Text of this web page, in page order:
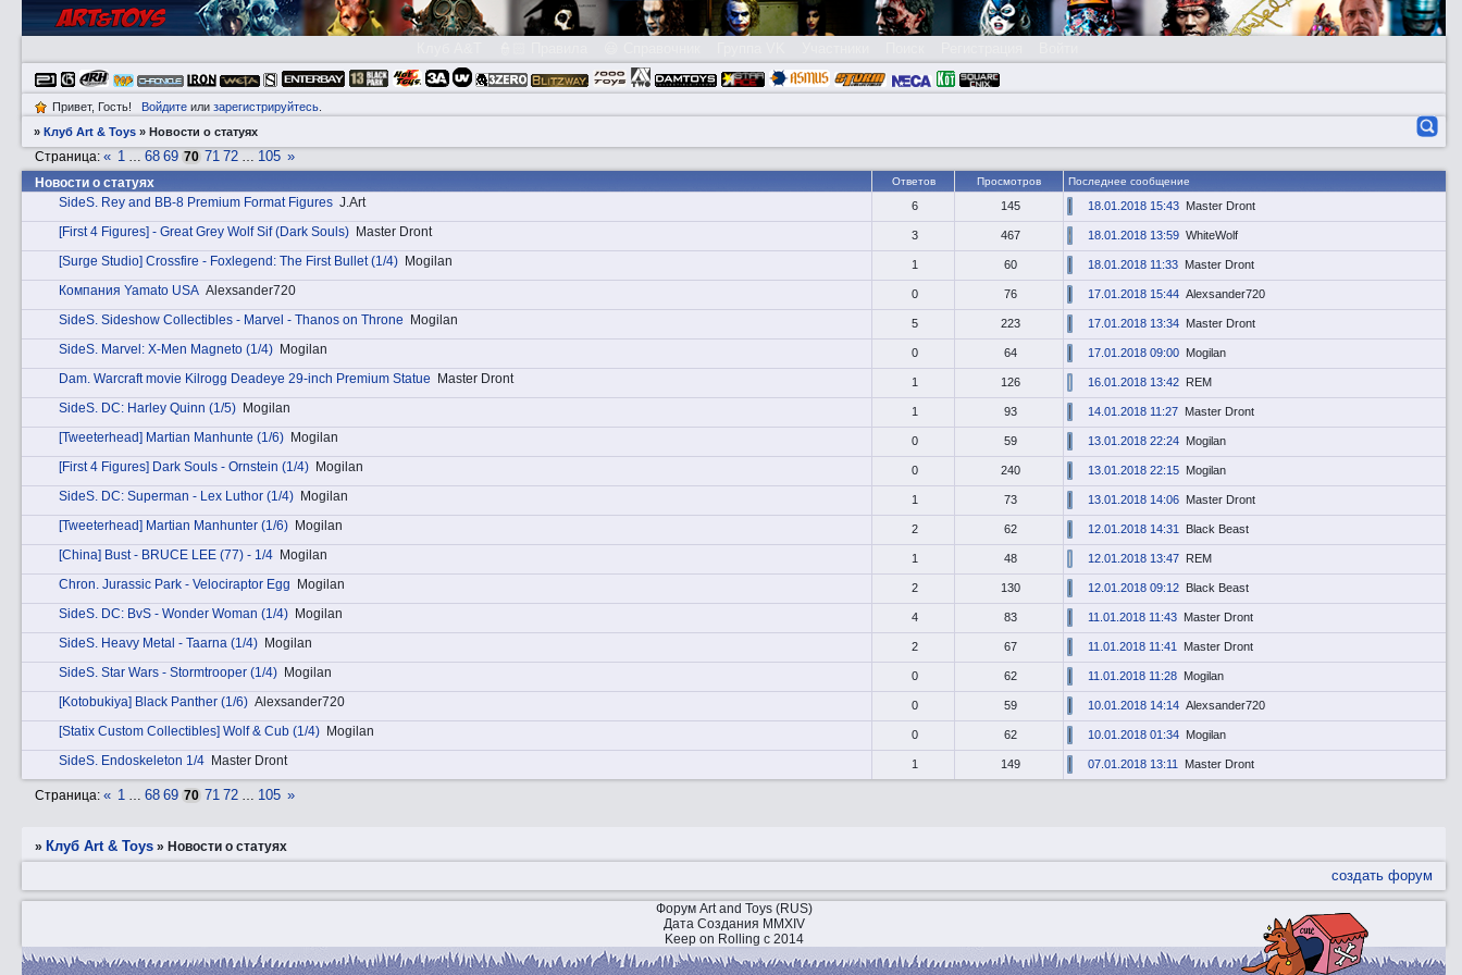
Привет, Гость! Войдитеили зарегистрируйтесь.
»Клуб Art & Toys »Новости о статуях
Новости о статуях
Страница:« 1 … 68 69 70 71 72 … 105 »
Ответов Просмотров Последнее сообщение
SidеS. Rey and BB-8 Premium Format Figures J.Art 6 145 18.01.2018 15:43 Master Dront
[First 4 Figures] - Great Grey Wolf Sif (Dark Souls) Master Dront 3 467 18.01.2018 13:59 WhiteWolf
[Surge Studio] Crossfire - Foxlegend: The First Bullet (1/4) Mogilan 1 60 18.01.2018 11:33 Master Dront
Компания Yamato USA Alexsander720 0 76 17.01.2018 15:44 Alexsander720
SidеS. Sideshow Collectibles - Marvel - Thanos on Throne Mogilan 5 223 17.01.2018 13:34 Master Dront
SidеS. Marvel: X-Men Magneto (1/4) Mogilan 0 64 17.01.2018 09:00 Mogilan
Dаm. Warcraft movie Kilrogg Deadeye 29-inch Premium Statue Master Dront 1 126 16.01.2018 13:42 REM
SidеS. DC: Harley Quinn (1/5) Mogilan 1 93 14.01.2018 11:27 Master Dront
[Tweeterhead] Martian Manhunte (1/6) Mogilan 0 59 13.01.2018 22:24 Mogilan
[First 4 Figures] Dark Souls - Ornstein (1/4) Mogilan 0 240 13.01.2018 22:15 Mogilan
SidеS. DC: Superman - Lex Luthor (1/4) Mogilan 1 73 13.01.2018 14:06 Master Dront
[Tweeterhead] Martian Manhunter (1/6) Mogilan 2 62 12.01.2018 14:31 Black Beast
[China] Bust - BRUCE LEE (77) - 1/4 Mogilan 1 48 12.01.2018 13:47 REM
Chrоn. Jurassic Park - Velociraptor Egg Mogilan 2 130 12.01.2018 09:12 Black Beast
SidеS. DC: BvS - Wonder Woman (1/4) Mogilan 4 83 11.01.2018 11:43 Master Dront
SidеS. Heavy Metal - Taarna (1/4) Mogilan 2 67 11.01.2018 11:41 Master Dront
SidеS. Star Wars - Stormtrooper (1/4) Mogilan 0 62 11.01.2018 11:28 Mogilan
[Kotobukiya] Black Panther (1/6) Alexsander720 0 59 10.01.2018 14:14 Alexsander720
[Statix Custom Collectibles] Wolf & Cub (1/4) Mogilan 0 62 10.01.2018 01:34 Mogilan
SidеS. Endoskeleton 1/4 Master Dront 1 149 07.01.2018 13:11 Master Dront
Страница:« 1 … 68 69 70 71 72 … 105 »
» Клуб Art & Toys »Новости о статуях
создать форум
Форум Art and Toys (RUS)
Дата Создания MMXIV
Keep on Rolling с 2014